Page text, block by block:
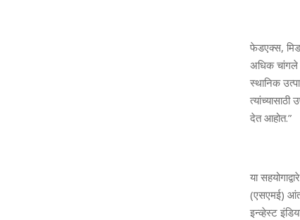
फेडएक्स,
अधिक चांगले
स्थानिक
देत आहोत.”
या
(एसएमई)
इन्व्हेस्ट